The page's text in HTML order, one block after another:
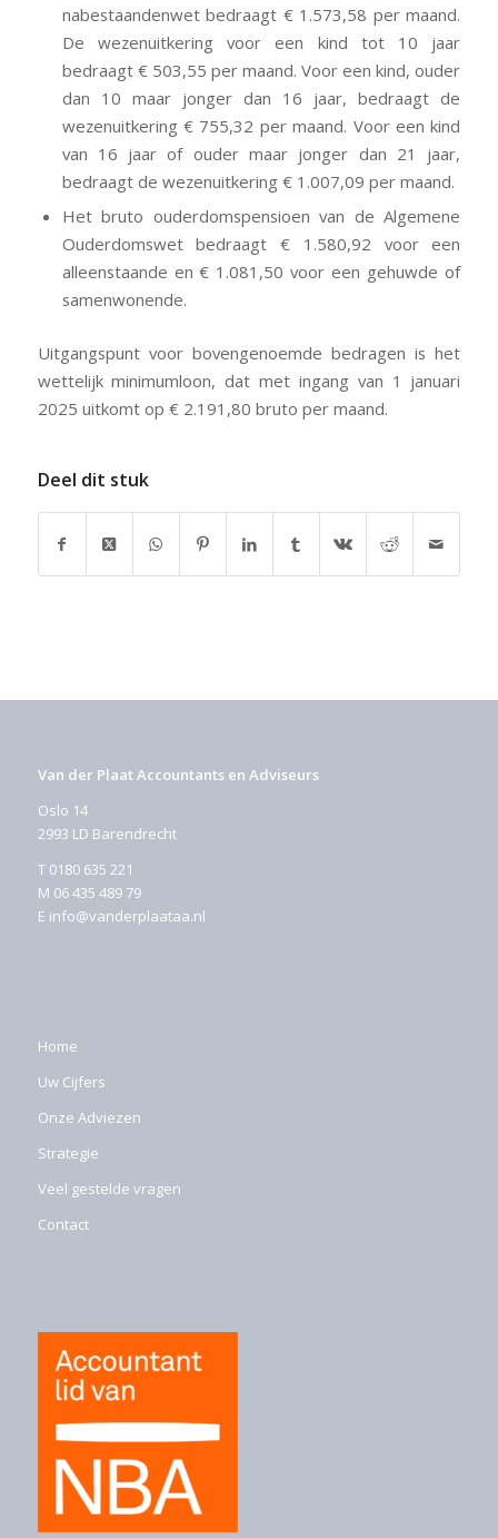
nabestaandenwet bedraagt € 1.573,58 per maand.
De wezenuitkering voor een kind tot 10 jaar
bedraagt € 503,55 per maand. Voor een kind, ouder
dan 10 maar jonger dan 16 jaar, bedraagt de
wezenuitkering € 755,32 per maand. Voor een kind
van 16 jaar of ouder maar jonger dan 21 jaar,
bedraagt de wezenuitkering € 1.007,09 per maand.
Het bruto ouderdomspensioen van de Algemene
Ouderdomswet bedraagt € 1.580,92 voor een
alleenstaande en € 1.081,50 voor een gehuwde of
samenwonende.
Uitgangspunt voor bovengenoemde bedragen is het
wettelijk minimumloon, dat met ingang van 1 januari
2025 uitkomt op € 2.191,80 bruto per maand.
Deel dit stuk
Van der Plaat Accountants en Adviseurs
Oslo 14
2993 LD Barendrecht
T 0180 635 221
M 06 435 489 79
E info@vanderplaataa.nl
Home
Uw Cijfers
Onze Adviezen
Strategie
Veel gestelde vragen
Contact